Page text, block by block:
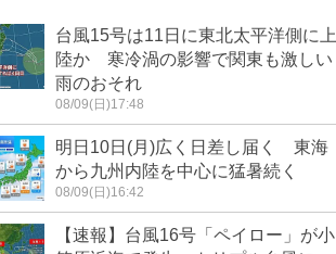
台風15号は11日に東北太平洋側に上
陸か 寒冷渦の影響で関東も激しい
雨のおそれ
08/09(日)17:48
明日10日(月)広く日差し届く 東海
から九州内陸を中心に猛暑続く
08/09(日)16:42
【速報】台風16号「ペイロー」が小